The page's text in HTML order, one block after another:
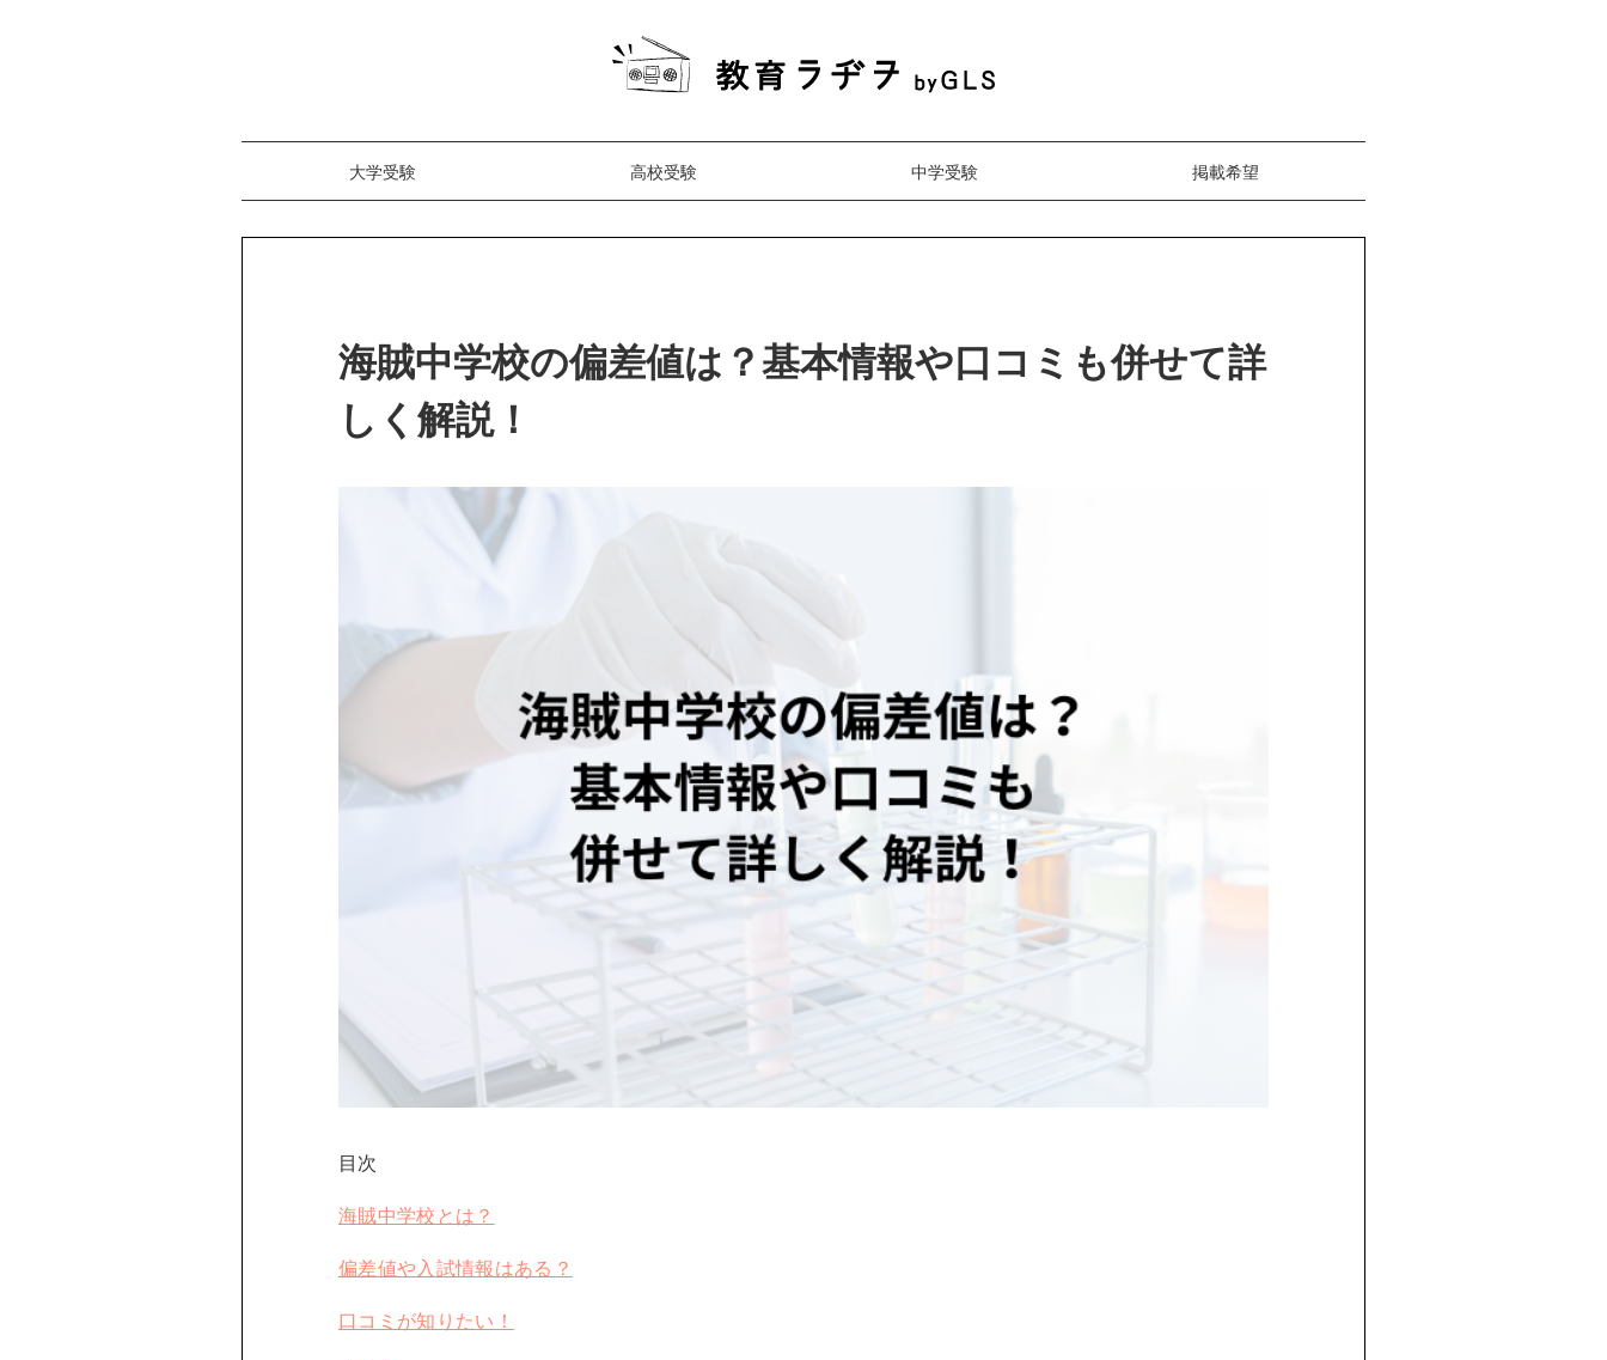
大学受験 高校受験 中学受験 掲載希望
海賊中学校の偏差値は？基本情報や口コミも併せて詳
しく解説！
目次
海賊中学校とは？
偏差値や入試情報はある？
口コミが知りたい！